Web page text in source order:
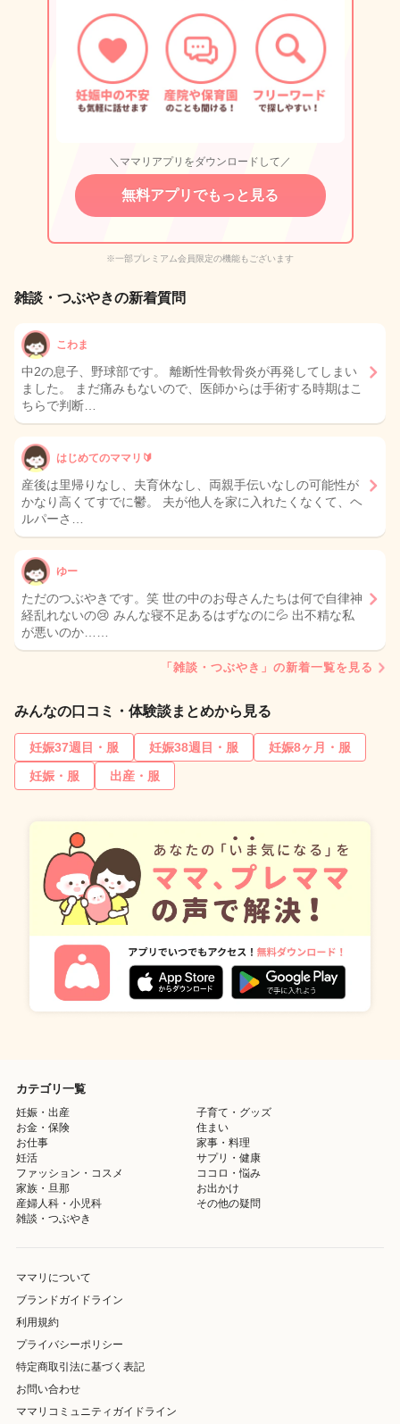
＼ママリアプリをダウンロードして／
無料アプリでもっと見る
※一部プレミアム会員限定の機能もございます
雑談・つぶやきの新着質問
こわま
中2の息子、野球部です。 離断性骨軟骨炎が再発してしまい
ました。 まだ痛みもないので、医師からは手術する時期はこ
ちらで判断…
はじめてのママリ🔰
産後は里帰りなし、夫育休なし、両親手伝いなしの可能性が
かなり高くてすでに鬱。 夫が他人を家に入れたくなくて、ヘ
ルパーさ…
ゆー
ただのつぶやきです。笑 世の中のお母さんたちは何で自律神
経乱れないの😢 みんな寝不足あるはずなのに💦 出不精な私
が悪いのか……
「雑談・つぶやき」の新着一覧を見る
みんなの口コミ・体験談まとめから見る
妊娠37週目・服 妊娠38週目・服
妊娠8ヶ月・服
妊娠・服
出産・服
カテゴリ一覧
妊娠・出産
子育て・グッズ
お金・保険
住まい
お仕事
家事・料理
妊活
サプリ・健康
ファッション・コスメ
ココロ・悩み
家族・旦那
お出かけ
産婦人科・小児科
その他の疑問
雑談・つぶやき
ママリについて
ブランドガイドライン
利用規約
プライバシーポリシー
特定商取引法に基づく表記
お問い合わせ
ママリコミュニティガイドライン